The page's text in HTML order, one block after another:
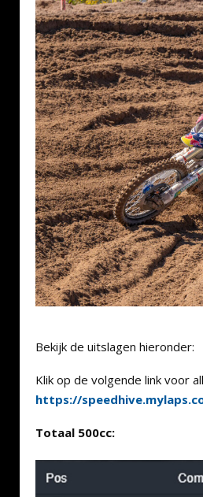
Bekijk de uitslagen hieronder:
Klik op de volgende link voor
https://
Totaal 500cc: